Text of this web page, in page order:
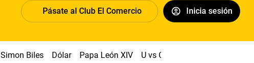
Pásate al Club El Comercio Inicia sesión
Simon Biles Dólar Papa León XIV U vs Cristal